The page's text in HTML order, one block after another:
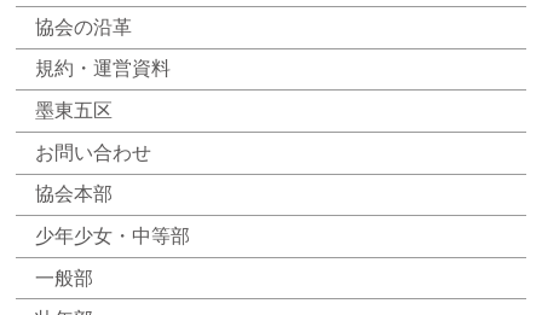
協会の沿革
規約・運営資料
墨東五区
お問い合わせ
協会本部
少年少女・中等部
一般部